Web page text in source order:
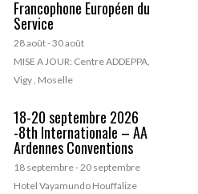
Francophone Européen du
Service
28 août-30 août
MISE A JOUR: Centre ADDEPPA,
Vigy , Moselle
18-20 septembre 2026
-8th Internationale – AA
Ardennes Conventions
18 septembre-20 septembre
Hotel Vayamundo Houffalize